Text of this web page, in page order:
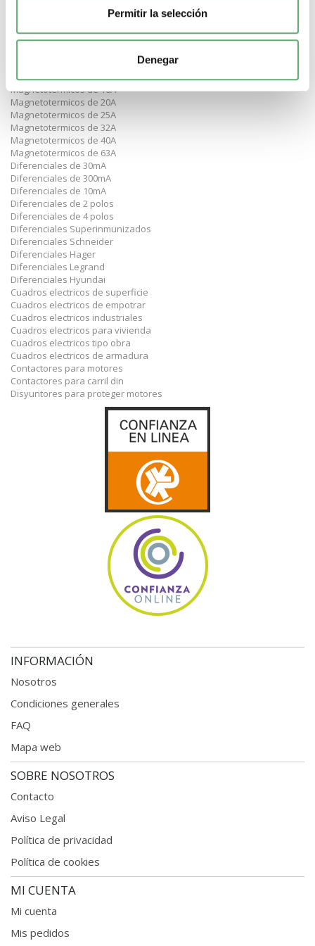
Permitir la selección
Denegar
Magnetotermicos Schneider
Magnetotermicos Legrand
Magnetotermicos de 10A
Magnetotermicos de 16A
Magnetotermicos de 20A
Magnetotermicos de 25A
Magnetotermicos de 32A
Magnetotermicos de 40A
Magnetotermicos de 63A
Diferenciales de 30mA
Diferenciales de 300mA
Diferenciales de 10mA
Diferenciales de 2 polos
Diferenciales de 4 polos
Diferenciales Superinmunizados
Diferenciales Schneider
Diferenciales Hager
Diferenciales Legrand
Diferenciales Hyundai
Cuadros electricos de superficie
Cuadros electricos de empotrar
Cuadros electricos industriales
Cuadros electricos para vivienda
Cuadros electricos tipo obra
Cuadros electricos de armadura
Contactores para motores
Contactores para carril din
Disyuntores para proteger motores
INFORMACIÓN
Nosotros
Condiciones generales
FAQ
Mapa web
SOBRE NOSOTROS
Contacto
Aviso Legal
Política de privacidad
Política de cookies
MI CUENTA
Mi cuenta
Mis pedidos